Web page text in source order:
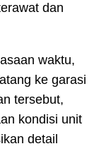
dan
waktu,
ke garasi
tersebut,
kondisi unit
detail